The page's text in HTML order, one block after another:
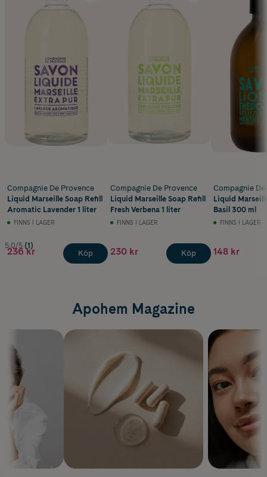
Compagnie De Provence
Liquid Marseille Soap Refill
Aromatic Lavender 1 liter
FINNS I LAGER
5.0/5 (1)
236 kr Köp
Compagnie De Provence
Liquid Marseille Soap Refill
Fresh Verbena 1 liter
FINNS I LAGER
230 kr Köp
Compagnie
Liquid
Basil 300 ml
FINNS I LAGER
148 kr
Apohem Magazine